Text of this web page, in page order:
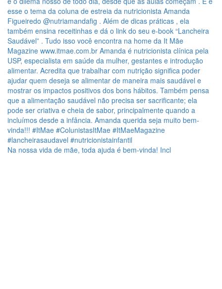
Na nossa vida de mãe, toda ajuda é bem-vinda! Incl